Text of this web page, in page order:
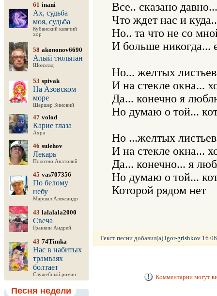
61 inani
Ах, судьба
моя, судьба
Кубанский казачий
хор
58 akononov6690
Алый тюльпан
Шоколад
53 spivak
На Азовском
море
Шершер Зиновий
47 volod
Карие глаза
Ахра
46 sulehov
Лекарь
Полотно Анатолий
45 vas707356
По белому
небу
Маршал Александр
43 lalalala2000
Свеча
Гранкин Андрей
43 74Timka
Нас в набитых
трамваях
болтает
Служебный роман
Песня недели
Все.. сказано
Что ждет нас и
Но.. та что не со
И больше никогда...
Но... желтых
И на стекле окна...
Да... конечно я
Но думаю о той...
Но ...желтых
И на стекле окна...
Да... конечно... я
Но думаю о той...
Текст песни добавил(а) igor-grishkov
Комментарии могут